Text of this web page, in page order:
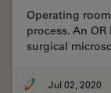
Operating
process. An
surgical
Jul 02, 2020